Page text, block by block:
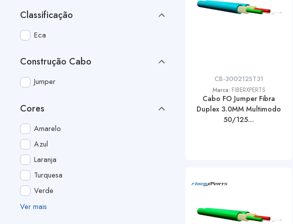
CB-300212ST31
Marca: FIBERXPERTS
Cabo FO Jumper Fibra
Duplex 3.0MM Multimodo
50/125...
Classificação
Eca
Construção Cabo
Jumper
Cores
Amarelo
Azul
Laranja
Turquesa
Verde
Ver mais